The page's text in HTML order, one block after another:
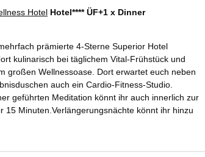
Hotel**** ÜF+1 x Dinner
prämierte 4-Sterne Superior Hotel
kulinarisch bei täglichem Vital-Frühstück und
großen Wellnessoase. Dort erwartet euch neben
auch ein Cardio-Fitness-Studio.
geführten Meditation könnt ihr auch innerlich zur
Minuten.Verlängerungsnächte könnt ihr hinzu